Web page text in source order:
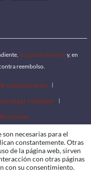
los gastos de envío y, en
reembolso.
concesionarios
catálogos
necesarias para el
constantemente. Otras
de la página web, sirven
con otras páginas
con su consentimiento.